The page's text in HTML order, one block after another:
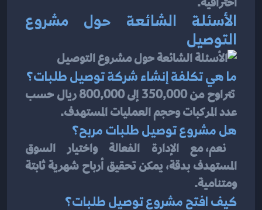
التوصيل
ما هي تكلفة إنشاء شركة توصيل طلبات؟
عدد المركبات وحجم العمليات المستهدف.
هل مشروع توصيل طلبات مربح؟
ومتنامية.
كيف افتح مشروع توصيل طلبات؟